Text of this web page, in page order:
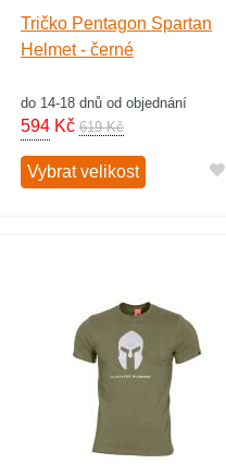
Tričko Pentagon Spartan
Helmet - černé
do 14-18 dnů od objednání
594 Kč 619 Kč
Vybrat velikost